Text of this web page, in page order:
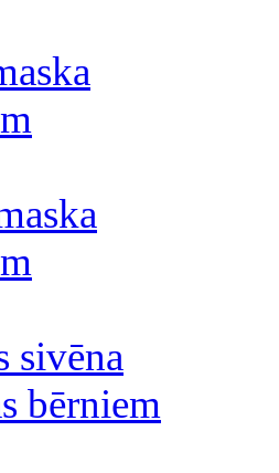
sivēna
bērniem